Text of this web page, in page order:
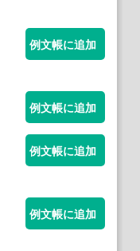
例文帳に追加
例文帳に追加
例文帳に追加
例文帳に追加